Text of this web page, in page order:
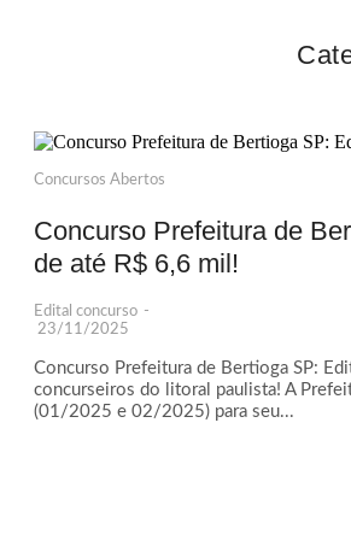
Concursos Abertos
Concurso Prefeitura de
de até R$ 6,6 mil!
Edital concurso -
23/11/2025
Concurso Prefeitura de Bertioga SP:
concurseiros do litoral paulista! A
(01/2025 e 02/2025) para seu...